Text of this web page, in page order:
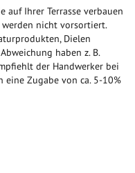
auf Ihrer Terrasse verbauen
werden nicht vorsortiert.
Dielen
haben z. B.
der Handwerker bei
Zugabe von ca. 5-10%